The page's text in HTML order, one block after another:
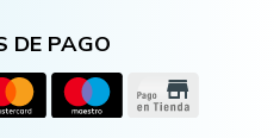
DE PAGO